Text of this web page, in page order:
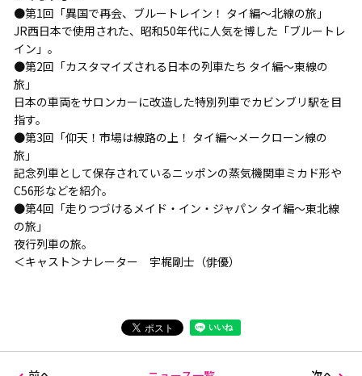
●第1回「異国で再会、ブルートレイン！ タイ編～北線の旅」
JR西日本で使用された、昭和50年代に人気を博した「ブルートレ
イン」。
●第2回「カスタマイズされる日本の列車たち タイ編～東線の
旅」
日本の車両をサロンカーに改造した特別列車でカビンブリ駅を目
指す。
●第3回「仰天！市場は線路の上！ タイ編～メークローン線の
旅」
記念列車として保存されているニッポンの蒸気機関車ミカド形や
C56形などを紹介。
●第4回「走りつづけるメイド・イン・ジャパン タイ編～東北線
の旅」
夜行列車の旅。
＜キャスト＞ナレーター 宇梶剛士（俳優）